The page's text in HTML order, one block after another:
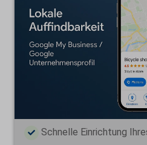
Schnelle Einrichtung